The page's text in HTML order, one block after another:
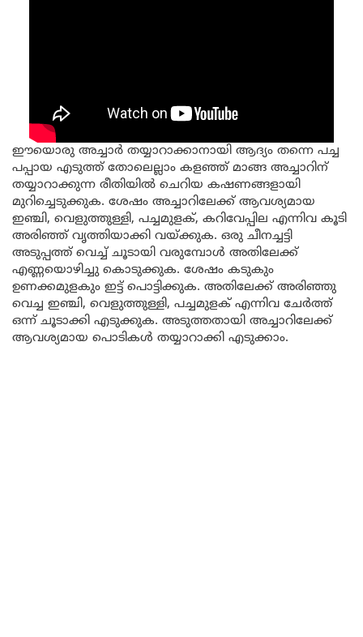
ഈയൊരു അച്ചാർ തയ്യാറാക്കാനായി ആദ്യം തന്നെ പച്ച
പപ്പായ എടുത്ത് തോലെല്ലാം കളഞ്ഞ് മാങ്ങ അച്ചാറിന്
തയ്യാറാക്കുന്ന രീതിയിൽ ചെറിയ കഷണങ്ങളായി
മുറിച്ചെടുക്കുക. ശേഷം അച്ചാറിലേക്ക് ആവശ്യമായ
ഇഞ്ചി, വെളുത്തുള്ളി, പച്ചമുളക്, കറിവേപ്പില എന്നിവ കൂടി
അരിഞ്ഞ് വൃത്തിയാക്കി വയ്ക്കുക. ഒരു ചീനച്ചട്ടി
അടുപ്പത്ത് വെച്ച് ചൂടായി വരുമ്പോൾ അതിലേക്ക്
എണ്ണയൊഴിച്ചു കൊടുക്കുക. ശേഷം കടുകും
ഉണക്കമുളകും ഇട്ട് പൊട്ടിക്കുക. അതിലേക്ക് അരിഞ്ഞു
വെച്ച ഇഞ്ചി, വെളുത്തുള്ളി, പച്ചമുളക് എന്നിവ ചേർത്ത്
ഒന്ന് ചൂടാക്കി എടുക്കുക. അടുത്തതായി അച്ചാറിലേക്ക്
ആവശ്യമായ പൊടികൾ തയ്യാറാക്കി എടുക്കാം.